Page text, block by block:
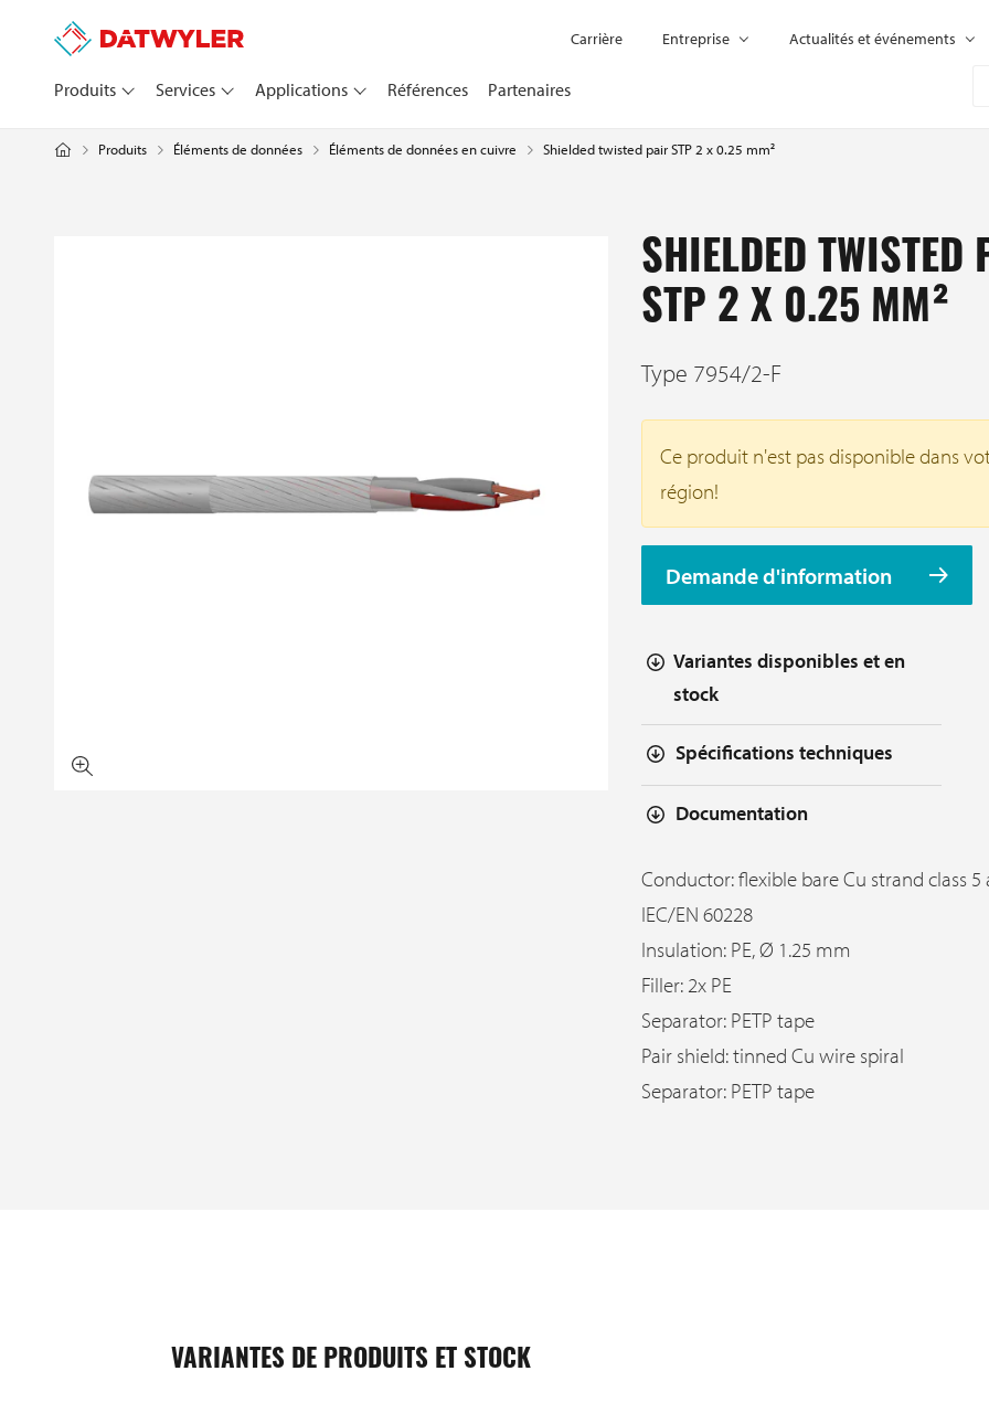
Produits Services Applications Références Partenaires
Carrière Entreprise Actualités et événements
Produits Éléments de données Éléments de données en cuivre Shielded twisted pair STP 2 x 0.25 mm²
SHIELDED TWISTED
STP 2 X 0.25 MM²
Type 7954/2-F
Ce produit n'est pas disponible dans
région!
Demande d'information
Variantes disponibles et en
stock
Spécifications techniques
Documentation
Conductor: flexible bare Cu strand class 5
IEC/EN 60228
Insulation: PE, Ø 1.25 mm
Filler: 2x PE
Separator: PETP tape
Pair shield: tinned Cu wire spiral
Separator: PETP tape
VARIANTES DE PRODUITS ET STOCK